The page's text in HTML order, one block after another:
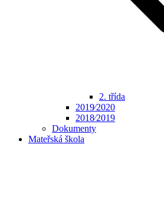
2. třída
2019⁄2020
2018⁄2019
Dokumenty
Mateřská škola